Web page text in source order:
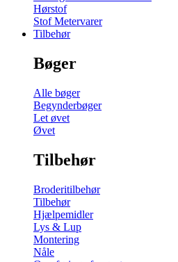
Hørstof
Stof Metervarer
Tilbehør
Bøger
Alle bøger
Begynderbøger
Let øvet
Øvet
Tilbehør
Broderitilbehør
Tilbehør
Hjælpemidler
Lys & Lup
Montering
Nåle